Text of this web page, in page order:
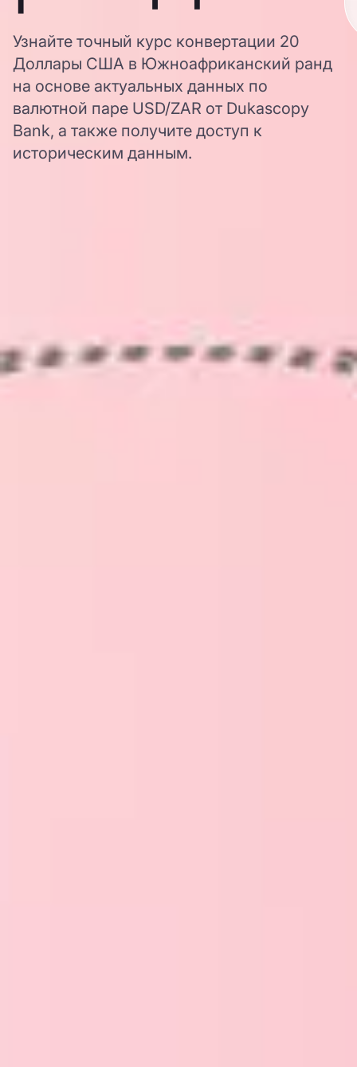
Узнайте точный курс конвертации 20
Доллары США в Южноафриканский ранд
на основе актуальных данных по
валютной паре USD/ZAR от Dukascopy
Bank, а также получите доступ к
историческим данным.